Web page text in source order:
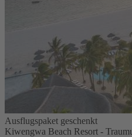
Ausflugspaket geschenkt
Kiwengwa Beach Resort -